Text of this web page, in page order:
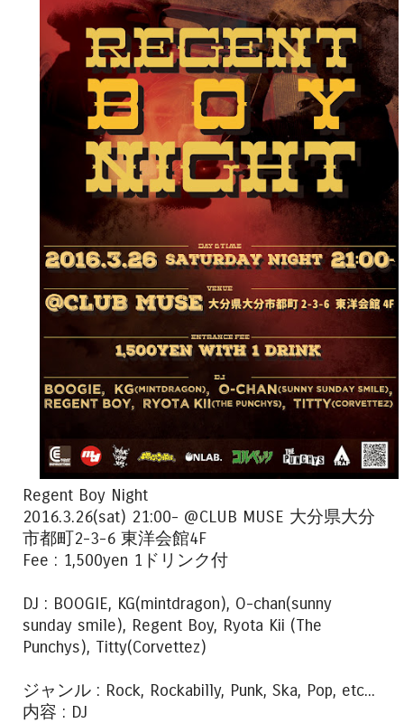
Regent Boy Night
2016.3.26(sat) 21:00- @CLUB MUSE 大分県大分
市都町2-3-6 東洋会館4F
Fee : 1,500yen 1ドリンク付
DJ : BOOGIE, KG(mintdragon), O-chan(sunny
sunday smile), Regent Boy, Ryota Kii (The
Punchys), Titty(Corvettez)
ジャンル : Rock, Rockabilly, Punk, Ska, Pop, etc...
内容 : DJ